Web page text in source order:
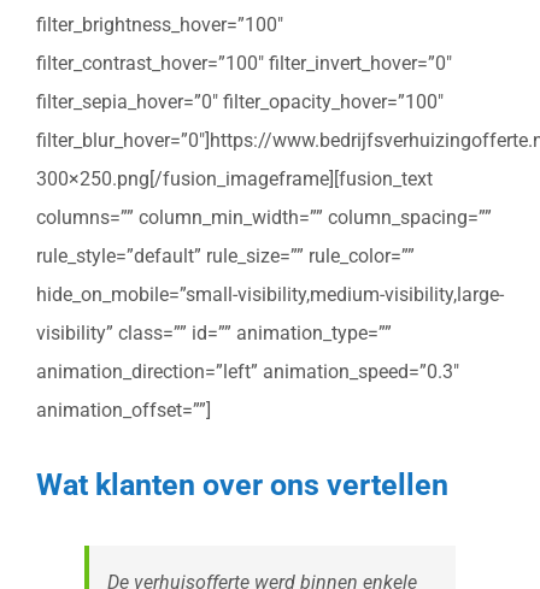
filter_brightness_hover=”100″
filter_contrast_hover=”100″ filter_invert_hover=”0″
filter_sepia_hover=”0″ filter_opacity_hover=”100″
filter_blur_hover=”0″]https://
300×250.png[/fusion_imageframe][fusion_text
columns=”” column_min_width=”” column_spacing=””
rule_style=”default” rule_size=”” rule_color=””
hide_on_mobile=”small-visibility,medium-visibility,large-
visibility” class=”” id=”” animation_type=””
animation_direction=”left” animation_speed=”0.3″
animation_offset=””]
Wat klanten over ons vertellen
De verhuisofferte werd binnen enkele